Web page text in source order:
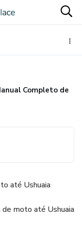
Completo de
até Ushuaia
de moto até Ushuaia